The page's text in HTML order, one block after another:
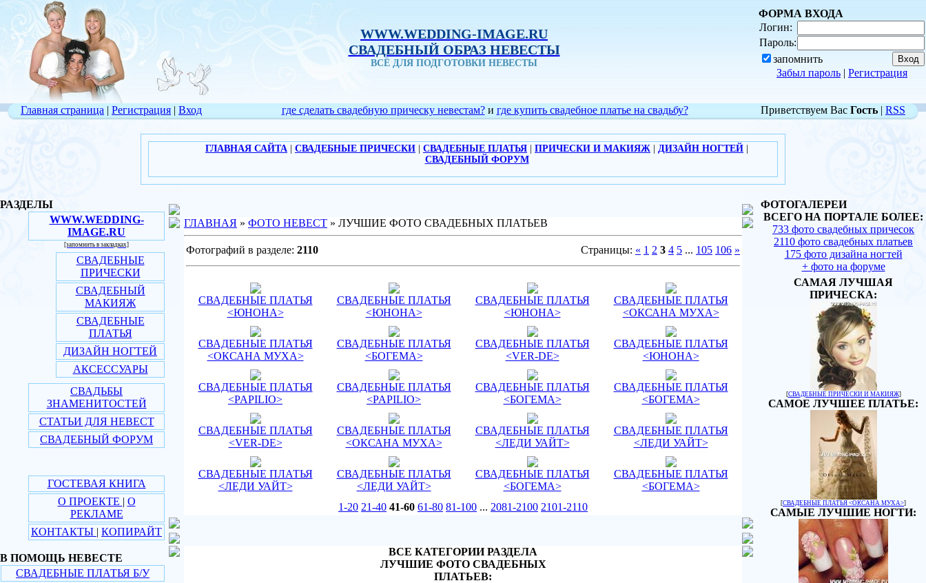
WWW.WEDDING-IMAGE.RU
СВАДЕБНЫЙ ОБРАЗ НЕВЕСТЫ
ВСЁ ДЛЯ ПОДГОТОВКИ НЕВЕСТЫ
ФОРМА ВХОДА
Логин:
Пароль:
запомнить
Забыл пароль | Регистрация
Главная страница | Регистрация | Вход где сделать свадебную прическу невестам?и где купить свадебное платье на свадьбу? Приветствуем Вас Гость | RSS
ГЛАВНАЯ САЙТА СВАДЕБНЫЕ ПРИЧЕСКИ СВАДЕБНЫЕ ПЛАТЬЯ ПРИЧЕСКИ И МАКИЯЖ ДИЗАЙН НОГТЕЙ
СВАДЕБНЫЙ ФОРУМ
РАЗДЕЛЫ
WWW.WEDDING-
IMAGE.RU
[запомнить в закладках]
СВАДЕБНЫЕ
ПРИЧЕСКИ
СВАДЕБНЫЙ
МАКИЯЖ
СВАДЕБНЫЕ
ПЛАТЬЯ
ДИЗАЙН НОГТЕЙ
АКСЕССУАРЫ
СВАДЬБЫ
ЗНАМЕНИТОСТЕЙ
СТАТЬИ ДЛЯ НЕВЕСТ
СВАДЕБНЫЙ ФОРУМ
ГОСТЕВАЯ КНИГА
О ПРОЕКТЕ | О
РЕКЛАМЕ
КОНТАКТЫ | КОПИРАЙТ
В ПОМОЩЬ НЕВЕСТЕ
СВАДЕБНЫЕ ПЛАТЬЯ Б/У
ГЛАВНАЯ » ФОТО НЕВЕСТ » ЛУЧШИЕ ФОТО СВАДЕБНЫХ ПЛАТЬЕВ
Фотографий в разделе: 2110 Страницы: « 1 2 3 4 5 ... 105 106 »
СВАДЕБНЫЕ ПЛАТЬЯ
<ЮНОНА>
СВАДЕБНЫЕ ПЛАТЬЯ
<ЮНОНА>
СВАДЕБНЫЕ ПЛАТЬЯ
<ЮНОНА>
СВАДЕБНЫЕ ПЛАТЬЯ
<ОКСАНА МУХА>
СВАДЕБНЫЕ ПЛАТЬЯ
<ОКСАНА МУХА>
СВАДЕБНЫЕ ПЛАТЬЯ
<БОГЕМА>
СВАДЕБНЫЕ ПЛАТЬЯ
<VER-DE>
СВАДЕБНЫЕ ПЛАТЬЯ
<ЮНОНА>
СВАДЕБНЫЕ ПЛАТЬЯ
<PAPILIO>
СВАДЕБНЫЕ ПЛАТЬЯ
<PAPILIO>
СВАДЕБНЫЕ ПЛАТЬЯ
<БОГЕМА>
СВАДЕБНЫЕ ПЛАТЬЯ
<БОГЕМА>
СВАДЕБНЫЕ ПЛАТЬЯ
<VER-DE>
СВАДЕБНЫЕ ПЛАТЬЯ
<ОКСАНА МУХА>
СВАДЕБНЫЕ ПЛАТЬЯ
<ЛЕДИ УАЙТ>
СВАДЕБНЫЕ ПЛАТЬЯ
<ЛЕДИ УАЙТ>
СВАДЕБНЫЕ ПЛАТЬЯ
<ЛЕДИ УАЙТ>
СВАДЕБНЫЕ ПЛАТЬЯ
<ЛЕДИ УАЙТ>
СВАДЕБНЫЕ ПЛАТЬЯ
<БОГЕМА>
СВАДЕБНЫЕ ПЛАТЬЯ
<БОГЕМА>
1-20 21-40 41-60 61-80 81-100 ... 2081-2100 2101-2110
ВСЕ КАТЕГОРИИ РАЗДЕЛА
ЛУЧШИЕ ФОТО СВАДЕБНЫХ
ПЛАТЬЕВ:
ФОТОГАЛЕРЕИ
ВСЕГО НА ПОРТАЛЕ БОЛЕЕ:
733 фото свадебных причесок
2110 фото свадебных платьев
175 фото дизайна ногтей
+ фото на форуме
САМАЯ ЛУЧШАЯ
ПРИЧЕСКА:
[СВАДЕБНЫЕ ПРИЧЕСКИ И МАКИЯЖ]
САМОЕ ЛУЧШЕЕ ПЛАТЬЕ:
[СВАДЕБНЫЕ ПЛАТЬЯ <ОКСАНА МУХА>]
САМЫЕ ЛУЧШИЕ НОГТИ: